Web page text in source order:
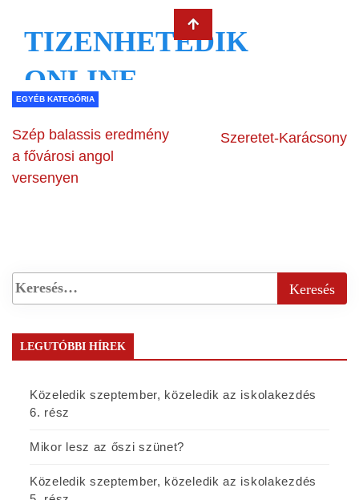
EGYÉB KATEGÓRIA
Szép balassis eredmény
a fővárosi angol
versenyen
Szeretet-Karácsony
LEGUTÓBBI HÍREK
Közeledik szeptember, közeledik az iskolakezdés
6. rész
Mikor lesz az őszi szünet?
Közeledik szeptember, közeledik az iskolakezdés